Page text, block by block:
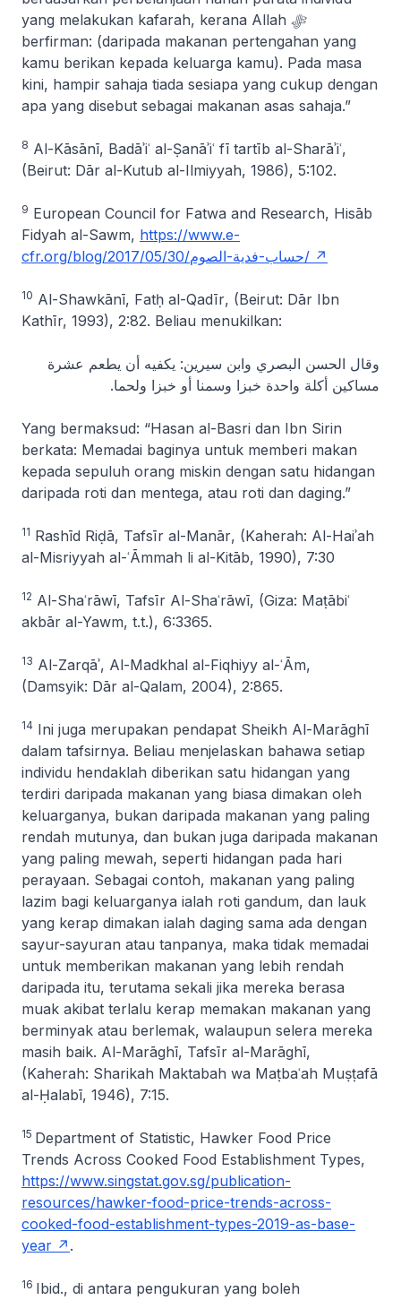
yang melakukan kafarah, kerana Allah ﷻ
berfirman: (daripada makanan pertengahan yang
kamu berikan kepada keluarga kamu). Pada masa
kini, hampir sahaja tiada sesiapa yang cukup dengan
apa yang disebut sebagai makanan asas sahaja.”
8 Al-Kāsānī, Badāʾiʿ al-Ṣanāʾiʿ fī tartīb al-Sharāʾiʿ,
(Beirut: Dār al-Kutub al-Ilmiyyah, 1986), 5:102.
9 European Council for Fatwa and Research, Hisāb
Fidyah al-Sawm, https://www.e-
cfr.org/blog/2017/05/30/حساب-فدية-الصوم/
10 Al-Shawkānī, Fatḥ al-Qadīr, (Beirut: Dār Ibn
Kathīr, 1993), 2:82. Beliau menukilkan:
وقال الحسن البصري وابن سيرين: يكفيه أن يطعم عشرة
مساكين أكلة واحدة خبزا وسمنا أو خبزا ولحما.
Yang bermaksud: “Hasan al-Basri dan Ibn Sirin
berkata: Memadai baginya untuk memberi makan
kepada sepuluh orang miskin dengan satu hidangan
daripada roti dan mentega, atau roti dan daging.”
11 Rashīd Riḍā, Tafsīr al-Manār, (Kaherah: Al-Haiʾah
al-Misriyyah al-ʿĀmmah li al-Kitāb, 1990), 7:30
12 Al-Shaʿrāwī, Tafsīr Al-Shaʿrāwī, (Giza: Maṭābiʿ
akbār al-Yawm, t.t.), 6:3365.
13 Al-Zarqāʾ, Al-Madkhal al-Fiqhiyy al-ʿĀm,
(Damsyik: Dār al-Qalam, 2004), 2:865.
14 Ini juga merupakan pendapat Sheikh Al-Marāghī
dalam tafsirnya. Beliau menjelaskan bahawa setiap
individu hendaklah diberikan satu hidangan yang
terdiri daripada makanan yang biasa dimakan oleh
keluarganya, bukan daripada makanan yang paling
rendah mutunya, dan bukan juga daripada makanan
yang paling mewah, seperti hidangan pada hari
perayaan. Sebagai contoh, makanan yang paling
lazim bagi keluarganya ialah roti gandum, dan lauk
yang kerap dimakan ialah daging sama ada dengan
sayur-sayuran atau tanpanya, maka tidak memadai
untuk memberikan makanan yang lebih rendah
daripada itu, terutama sekali jika mereka berasa
muak akibat terlalu kerap memakan makanan yang
berminyak atau berlemak, walaupun selera mereka
masih baik. Al-Marāghī, Tafsīr al-Marāghī,
(Kaherah: Sharikah Maktabah wa Maṭbaʿah Muṣṭafā
al-Ḥalabī, 1946), 7:15.
15 Department of Statistic, Hawker Food Price
Trends Across Cooked Food Establishment Types,
https://www.singstat.gov.sg/publication-
resources/hawker-food-price-trends-across-
cooked-food-establishment-types-2019-as-base-
year
.
16 Ibid., di antara pengukuran yang boleh